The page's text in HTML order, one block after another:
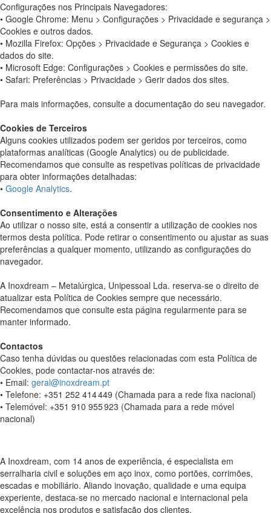
Configurações nos Principais Navegadores:
• Google Chrome: Menu > Configurações > Privacidade e segurança >
Cookies e outros dados.
• Mozilla Firefox: Opções > Privacidade e Segurança > Cookies e
dados do site.
• Microsoft Edge: Configurações > Cookies e permissões do site.
• Safari: Preferências > Privacidade > Gerir dados dos sites.
Para mais informações, consulte a documentação do seu navegador.
Cookies de Terceiros
Alguns cookies utilizados podem ser geridos por terceiros, como
plataformas analíticas (Google Analytics) ou de publicidade.
Recomendamos que consulte as respetivas políticas de privacidade
para obter informações detalhadas:
• Google Analytics.
Consentimento e Alterações
Ao utilizar o nosso site, está a consentir a utilização de cookies nos
termos desta política. Pode retirar o consentimento ou ajustar as suas
preferências a qualquer momento, utilizando as configurações do
navegador.
A Inoxdream – Metalúrgica, Unipessoal Lda. reserva-se o direito de
atualizar esta Política de Cookies sempre que necessário.
Recomendamos que consulte esta página regularmente para se
manter informado.
Contactos
Caso tenha dúvidas ou questões relacionadas com esta Política de
Cookies, pode contactar-nos através de:
• Email: geral@inoxdream.pt
• Telefone: +351 252 414 449 (Chamada para a rede fixa nacional)
• Telemóvel: +351 910 955 923 (Chamada para a rede móvel
nacional)
A Inoxdream, com 14 anos de experiência, é especialista em
serralharia civil e soluções em aço inox, como portões, corrimões,
escadas e mobiliário. Aliando inovação, qualidade e uma equipa
experiente, destaca-se no mercado nacional e internacional pela
excelência nos produtos e satisfação dos clientes.